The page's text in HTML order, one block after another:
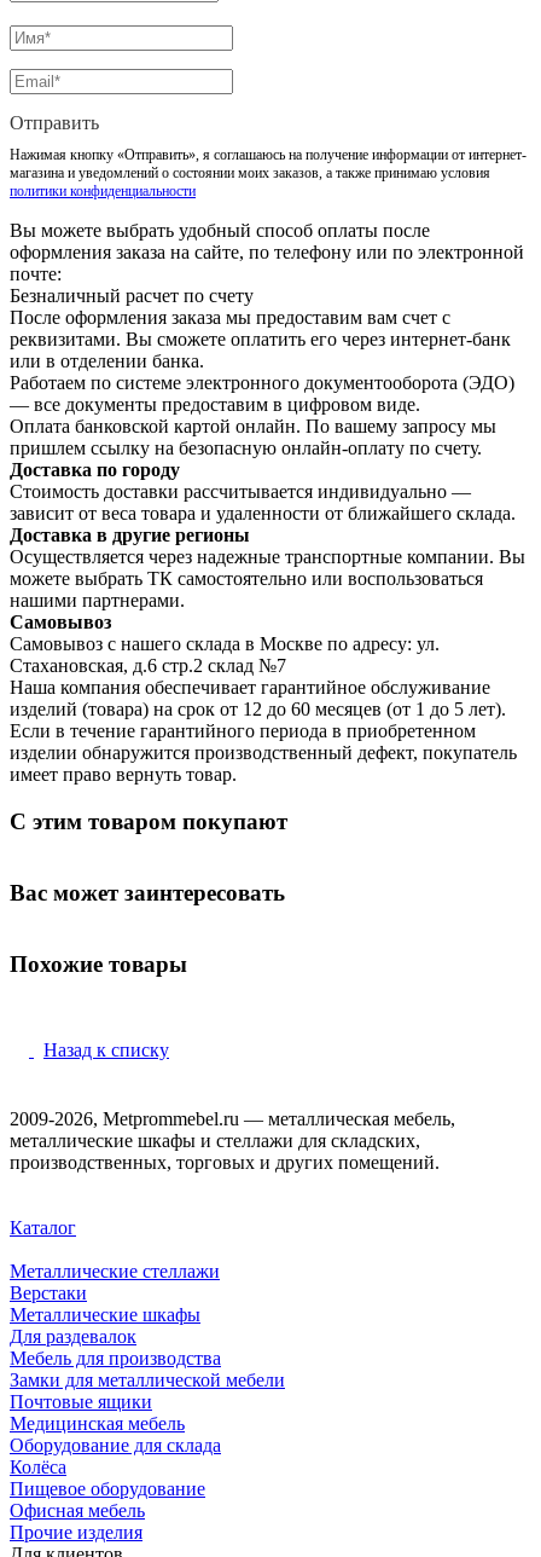
Отправить
Нажимая кнопку «Отправить», я соглашаюсь на получение информации от интернет-
магазина и уведомлений о состоянии моих заказов, а также принимаю условия
политики конфиденциальности
Вы можете выбрать удобный способ оплаты после
оформления заказа на сайте, по телефону или по электронной
почте:
Безналичный расчет по счету
После оформления заказа мы предоставим вам счет с
реквизитами. Вы сможете оплатить его через интернет-банк
или в отделении банка.
Работаем по системе электронного документооборота (ЭДО)
— все документы предоставим в цифровом виде.
Оплата банковской картой онлайн. По вашему запросу мы
пришлем ссылку на безопасную онлайн-оплату по счету.
Доставка по городу
Стоимость доставки рассчитывается индивидуально —
зависит от веса товара и удаленности от ближайшего склада.
Доставка в другие регионы
Осуществляется через надежные транспортные компании. Вы
можете выбрать ТК самостоятельно или воспользоваться
нашими партнерами.
Самовывоз
Самовывоз с нашего склада в Москве по адресу: ул.
Стахановская, д.6 стр.2 склад №7
Наша компания обеспечивает гарантийное обслуживание
изделий (товара) на срок от 12 до 60 месяцев (от 1 до 5 лет).
Если в течение гарантийного периода в приобретенном
изделии обнаружится производственный дефект, покупатель
имеет право вернуть товар.
С этим товаром покупают
Вас может заинтересовать
Похожие товары
Назад к списку
2009-2026, Metprommebel.ru — металлическая мебель,
металлические шкафы и стеллажи для складских,
производственных, торговых и других помещений.
Каталог
Металлические стеллажи
Верстаки
Металлические шкафы
Для раздевалок
Мебель для производства
Замки для металлической мебели
Почтовые ящики
Медицинская мебель
Оборудование для склада
Колёса
Пищевое оборудование
Офисная мебель
Прочие изделия